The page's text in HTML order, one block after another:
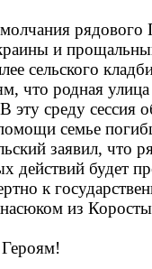
рядового
и
сельского
что родная
эту среду сессия
семье
заявил, что
действий будет
к
из